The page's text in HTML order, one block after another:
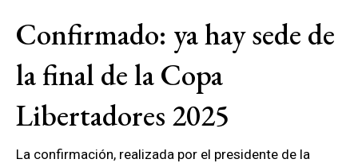
Confirmado: ya hay sede de
la final de la Copa
Libertadores 2025
La confirmación, realizada por el presidente de la